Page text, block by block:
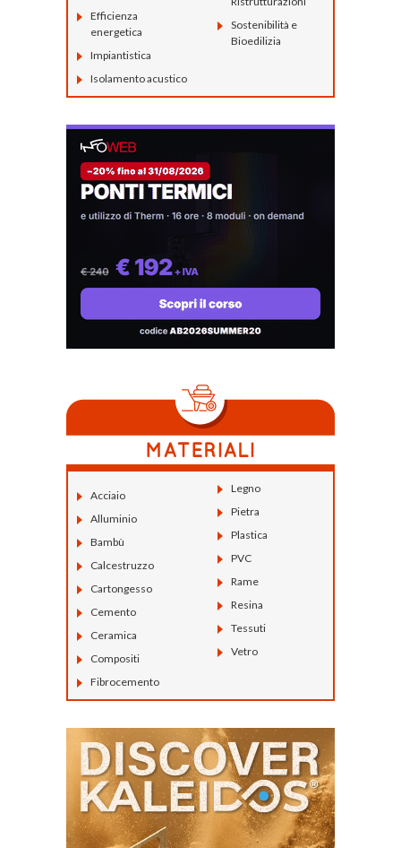
Efficienza
energetica
Impiantistica
Isolamento acustico
Sostenibilità e
Bioedilizia
Acciaio
Alluminio
Bambù
Calcestruzzo
Cartongesso
Cemento
Ceramica
Compositi
Fibrocemento
Legno
Pietra
Plastica
PVC
Rame
Resina
Tessuti
Vetro